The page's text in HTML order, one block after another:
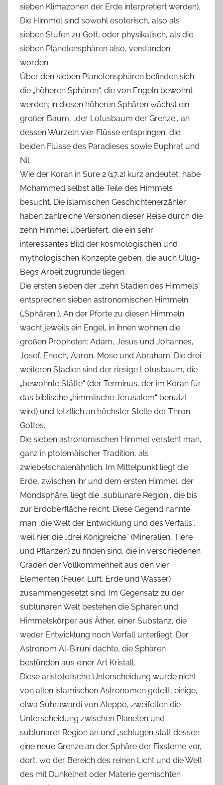
sieben Klimazonen der Erde interpretiert werden).
Die Himmel sind sowohl esoterisch, also als
sieben Stufen zu Gott, oder physikalisch, als die
sieben Planetensphären also, verstanden
worden.
Über den sieben Planetensphären befinden sich
die „höheren Sphären“, die von Engeln bewohnt
werden; in diesen höheren Sphären wächst ein
großer Baum, „der Lotusbaum der Grenze“, an
dessen Wurzeln vier Flüsse entspringen, die
beiden Flüsse des Paradieses sowie Euphrat und
Nil.
Wie der Koran in Sure 2 (17,2) kurz andeutet, habe
Mohammed selbst alle Teile des Himmels
besucht. Die islamischen Geschichtenerzähler
haben zahlreiche Versionen dieser Reise durch die
zehn Himmel überliefert, die ein sehr
interessantes Bild der kosmologischen und
mythologischen Konzepte geben, die auch Ulug-
Begs Arbeit zugrunde liegen.
Die ersten sieben der „zehn Stadien des Himmels“
entsprechen sieben astronomischen Himmeln
(„Sphären“). An der Pforte zu diesen Himmeln
wacht jeweils ein Engel, in ihnen wohnen die
großen Propheten: Adam, Jesus und Johannes,
Josef, Enoch, Aaron, Mose und Abraham. Die drei
weiteren Stadien sind der riesige Lotusbaum, die
„bewohnte Stätte“ (der Terminus, der im Koran für
das biblische „himmlische Jerusalem“ benutzt
wird) und letztlich an höchster Stelle der Thron
Gottes.
Die sieben astronomischen Himmel versteht man,
ganz in ptolemäischer Tradition, als
zwiebelschalenähnlich. Im Mittelpunkt liegt die
Erde, zwischen ihr und dem ersten Himmel, der
Mondsphäre, liegt die „sublunare Region“, die bis
zur Erdoberfläche reicht. Diese Gegend nannte
man „die Welt der Entwicklung und des Verfalls“,
weil hier die „drei Königreiche“ (Mineralien, Tiere
und Pflanzen) zu finden sind, die in verschiedenen
Graden der Vollkommenheit aus den vier
Elementen (Feuer, Luft, Erde und Wasser)
zusammengesetzt sind. Im Gegensatz zu der
sublunaren Welt bestehen die Sphären und
Himmelskörper aus Äther, einer Substanz, die
weder Entwicklung noch Verfall unterliegt. Der
Astronom Al-Biruni dachte, die Sphären
bestünden aus einer Art Kristall.
Diese aristotelische Unterscheidung wurde nicht
von allen islamischen Astronomen geteilt, einige,
etwa Suhrawardi von Aleppo, zweifelten die
Unterscheidung zwischen Planeten und
sublunarer Region an und „schlugen statt dessen
eine neue Grenze an der Sphäre der Fixsterne vor,
dort, wo der Bereich des reinen Licht und die Welt
des mit Dunkelheit oder Materie gemischten